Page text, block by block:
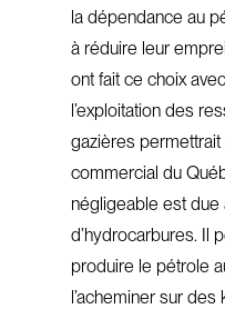
la dépendance au
à réduire leur
ont fait ce choix
l’exploitation des
gazières
commercial du
négligeable est due
d’hydrocarbures. Il
produire le pétrole
l’acheminer sur